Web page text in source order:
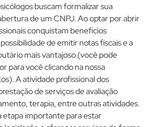
buscam formalizar sua
de um CNPJ. Ao optar por abrir
conquistam benefícios
de emitir notas fiscais e a
mais vantajoso (você pode
para você clicando na nossa
A atividade profissional dos
de serviços de avaliação
terapia, entre outras atividades.
etapa importante para estar